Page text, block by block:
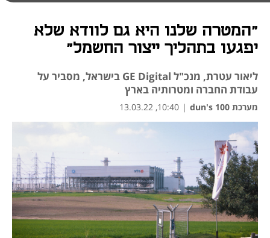
"המטרה שלנו היא גם לוודא שלא
יפגעו בתהליך ייצור החשמל"
ליאור עטרת, מנכ"ל GE Digital בישראל, מסביר על
עבודת החברה ומטרותיה בארץ
מערכת dun's 100 |
10:40, 13.03.22